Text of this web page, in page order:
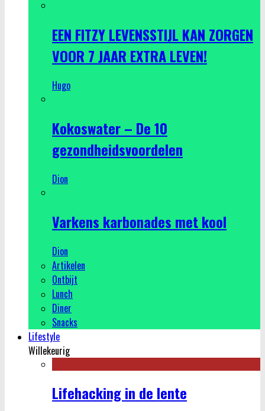
EEN FITZY LEVENSSTIJL KAN ZORGEN
VOOR 7 JAAR EXTRA LEVEN!
Hugo
Kokoswater – De 10
gezondheidsvoordelen
Dion
Varkens karbonades met kool
Dion
Artikelen
Ontbijt
Lunch
Diner
Snacks
Lifestyle
Willekeurig
Lifehacking in de lente